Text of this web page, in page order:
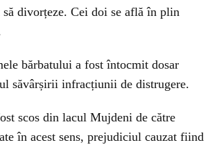
să divorțeze. Cei doi se află în plin
bărbatului a fost întocmit dosar
săvârșirii infracțiunii de distrugere.
scos din lacul Mujdeni de către
în acest sens, prejudiciul cauzat fiind